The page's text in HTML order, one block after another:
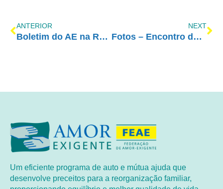
ANTERIOR
Boletim do AE na Rádio Vibe Mundial
NEXT
Fotos – Encontro de Espiritualidade
Um eficiente programa de auto e mútua ajuda que
desenvolve preceitos para a reorganização familiar,